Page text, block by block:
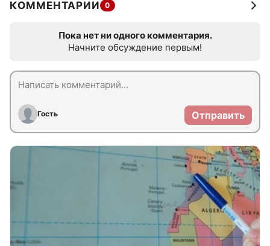
КОММЕНТАРИИ 0
Пока нет ни одного комментария.
Начните обсуждение первым!
Гость Отправить